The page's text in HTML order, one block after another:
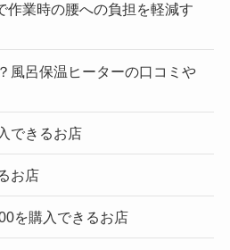
作業時の腰への負担を軽減す
風呂保温ヒーターの口コミや
できるお店
お店
を購入できるお店